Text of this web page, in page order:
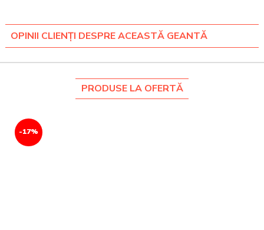
OPINII CLIENȚI DESPRE ACEASTĂ GEANTĂ
PRODUSE LA OFERTĂ
-17%